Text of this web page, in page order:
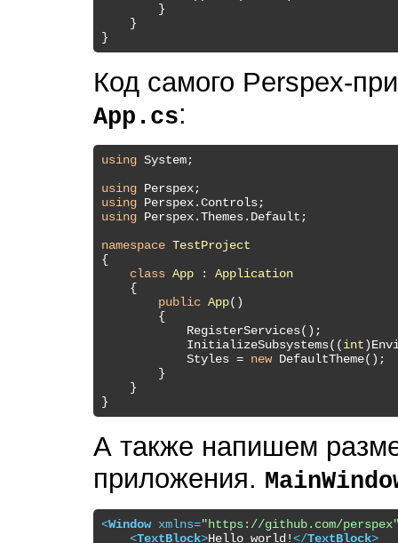
        }
    }
Код самого Perspex-
App.cs:
using System;
using
using
using Perspex.Themes.Default;
namespace TestProject
{
class App : Application
    {
public App( )
        {
            RegisterServices();
            InitializeSubsystems((
int
            Styles =
new DefaultTheme();
        }
    }
А также напишем
приложения.
<Window xmlns="https://github.com/
<TextBlock>Hello world!</TextBlock>